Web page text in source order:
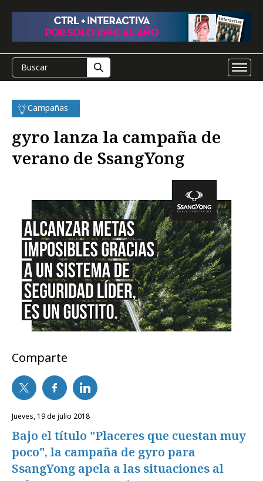
Campañas
gyro lanza la campaña de
verano de SsangYong
Comparte
jueves, 19 de julio 2018
Bajo el título "Placeres que cuestan muy
poco", la campaña de gyro para
SsangYong apela a las situaciones al